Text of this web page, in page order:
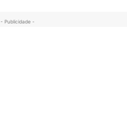
- Publicidade -